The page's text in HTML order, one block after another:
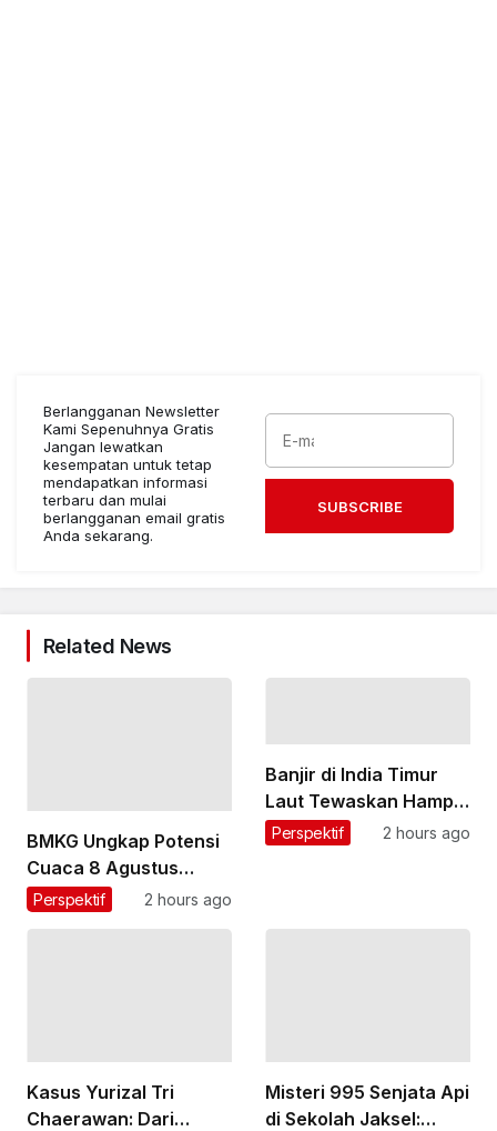
Berlangganan Newsletter
Kami Sepenuhnya Gratis
Jangan lewatkan
kesempatan untuk tetap
mendapatkan informasi
terbaru dan mulai
berlangganan email gratis
Anda sekarang.
SUBSCRIBE
Related News
BMKG Ungkap Potensi
Cuaca 8 Agustus
2026: Jakarta
Perspektif 2 hours ago
Banjir di India Timur
Laut Tewaskan Hampir
100 Orang
Perspektif 2 hours ago
Kasus Yurizal Tri
Chaerawan: Dari
Misteri 995 Senjata Api
di Sekolah Jaksel: